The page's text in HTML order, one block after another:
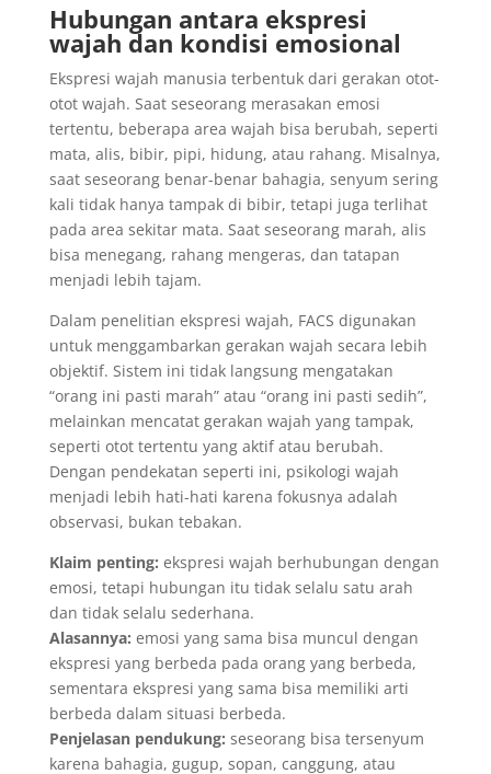
Hubungan antara ekspresi
wajah dan kondisi emosional
Ekspresi wajah manusia terbentuk dari gerakan otot-
otot wajah. Saat seseorang merasakan emosi
tertentu, beberapa area wajah bisa berubah, seperti
mata, alis, bibir, pipi, hidung, atau rahang. Misalnya,
saat seseorang benar-benar bahagia, senyum sering
kali tidak hanya tampak di bibir, tetapi juga terlihat
pada area sekitar mata. Saat seseorang marah, alis
bisa menegang, rahang mengeras, dan tatapan
menjadi lebih tajam.
Dalam penelitian ekspresi wajah, FACS digunakan
untuk menggambarkan gerakan wajah secara lebih
objektif. Sistem ini tidak langsung mengatakan
“orang ini pasti marah” atau “orang ini pasti sedih”,
melainkan mencatat gerakan wajah yang tampak,
seperti otot tertentu yang aktif atau berubah.
Dengan pendekatan seperti ini, psikologi wajah
menjadi lebih hati-hati karena fokusnya adalah
observasi, bukan tebakan.
Klaim penting: ekspresi wajah berhubungan dengan
emosi, tetapi hubungan itu tidak selalu satu arah
dan tidak selalu sederhana.
Alasannya: emosi yang sama bisa muncul dengan
ekspresi yang berbeda pada orang yang berbeda,
sementara ekspresi yang sama bisa memiliki arti
berbeda dalam situasi berbeda.
Penjelasan pendukung: seseorang bisa tersenyum
karena bahagia, gugup, sopan, canggung, atau